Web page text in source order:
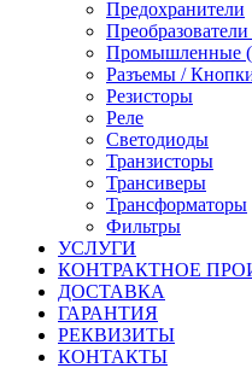
Предохранители
Промышленные
Разъемы /
Резисторы
Реле
Светодиоды
Транзисторы
Трансиверы
Трансформаторы
Фильтры
УСЛУГИ
КОНТРАКТНОЕ
ДОСТАВКА
ГАРАНТИЯ
РЕКВИЗИТЫ
КОНТАКТЫ